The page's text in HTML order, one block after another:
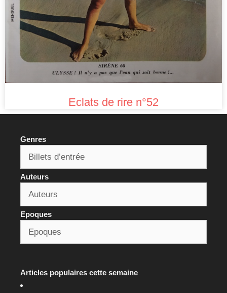
Eclats de rire n°52
Genres
Auteurs
Epoques
Articles populaires cette semaine